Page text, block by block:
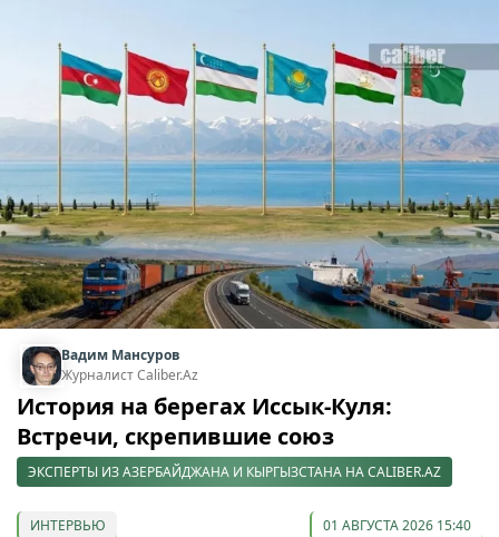
Вадим Мансуров
Журналист Caliber.Az
История на берегах Иссык-Куля:
Встречи, скрепившие союз
ЭКСПЕРТЫ ИЗ АЗЕРБАЙДЖАНА И КЫРГЫЗСТАНА НА CALIBER.AZ
ИНТЕРВЬЮ 01 АВГУСТА 2026 15:40